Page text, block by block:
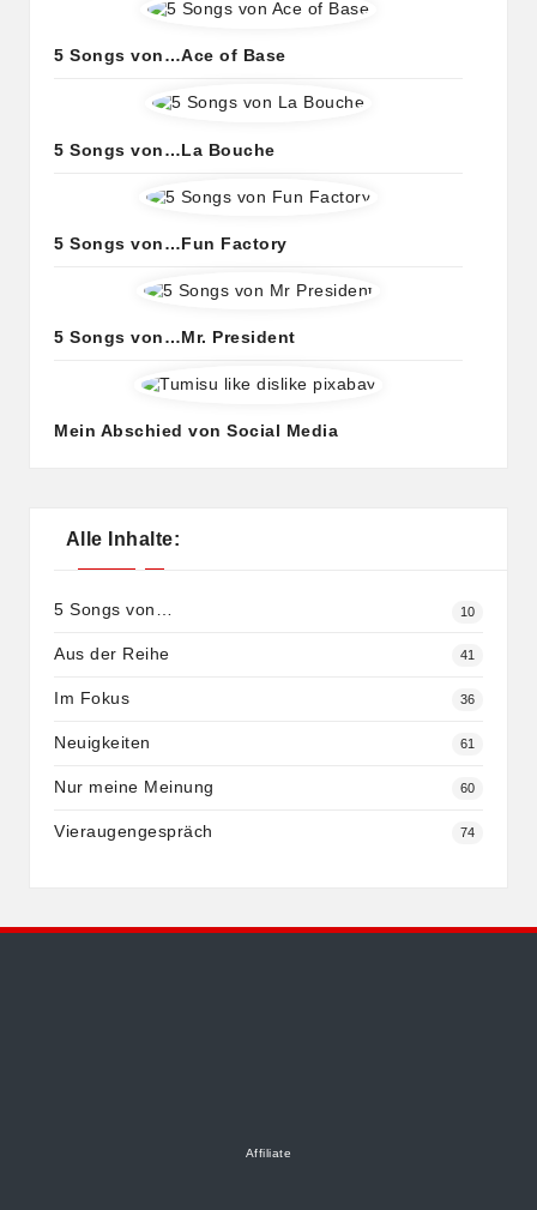
5 Songs von…Ace of Base
5 Songs von…La Bouche
5 Songs von…Fun Factory
5 Songs von…Mr. President
Mein Abschied von Social Media
Alle Inhalte:
5 Songs von… 10
Aus der Reihe 41
Im Fokus 36
Neuigkeiten 61
Nur meine Meinung 60
Vieraugengespräch 74
Affiliate